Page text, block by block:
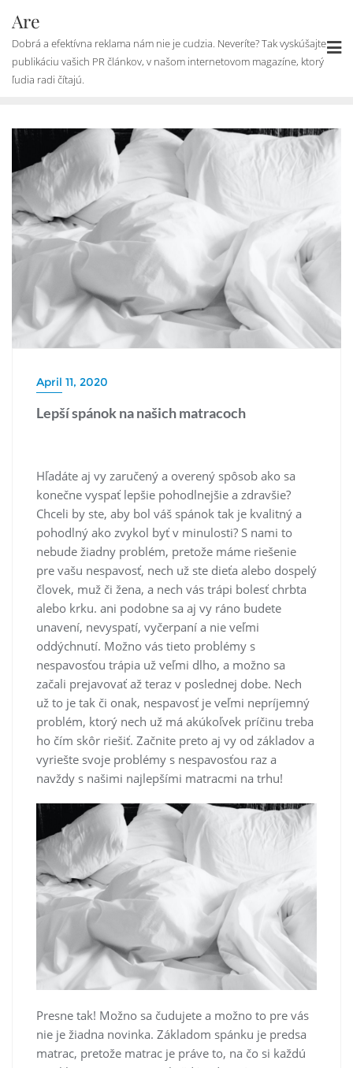
content
Are
Dobrá a efektívna reklama nám nie je cudzia. Neveríte? Tak vyskúšajte
publikáciu vašich PR článkov, v našom internetovom magazíne, ktorý
ľudia radi čítajú.
April 11, 2020
Lepší spánok na našich matracoch
Hľadáte aj vy zaručený a overený spôsob ako sa
konečne vyspať lepšie pohodlnejšie a zdravšie?
Chceli by ste, aby bol váš spánok tak je kvalitný a
pohodlný ako zvykol byť v minulosti? S nami to
nebude žiadny problém, pretože máme riešenie
pre vašu nespavosť, nech už ste dieťa alebo dospelý
človek, muž či žena, a nech vás trápi bolesť chrbta
alebo krku. ani podobne sa aj vy ráno budete
unavení, nevyspatí, vyčerpaní a nie veľmi
oddýchnutí. Možno vás tieto problémy s
nespavosťou trápia už veľmi dlho, a možno sa
začali prejavovať až teraz v poslednej dobe. Nech
už to je tak či onak, nespavosť je veľmi nepríjemný
problém, ktorý nech už má akúkoľvek príčinu treba
ho čím skôr riešiť. Začnite preto aj vy od základov a
vyriešte svoje problémy s nespavosťou raz a
navždy s našimi najlepšími matracmi na trhu!
Presne tak! Možno sa čudujete a možno to pre vás
nie je žiadna novinka. Základom spánku je predsa
matrac, pretože matrac je práve to, na čo si každú